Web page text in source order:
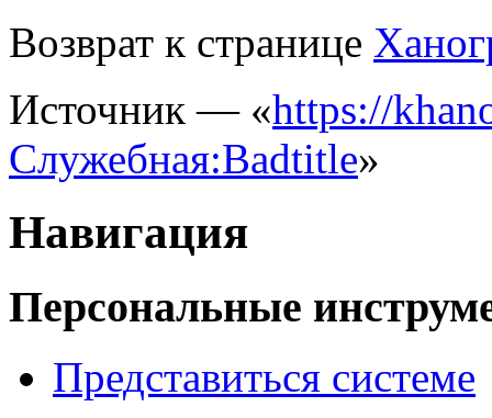
Возврат к странице
Источник — «https://
Служебная:Badtitle»
Навигация
Персональные
Представиться системе